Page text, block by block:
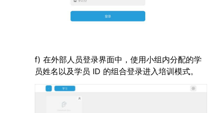
f) 在外部人员登录界面中，使用小组内分配的学
员姓名以及学员 ID 的组合登录进入培训模式。